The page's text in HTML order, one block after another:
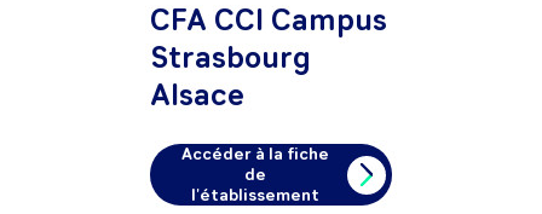
CFA CCI Campus
Strasbourg
Alsace
Accéder à la fiche
de
l'établissement